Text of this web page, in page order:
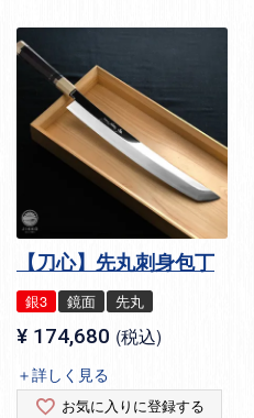
【刀心】先丸刺身包丁
銀3 鏡面 先丸
¥ 174,680 税込
＋詳しく見る
お気に入りに登録する